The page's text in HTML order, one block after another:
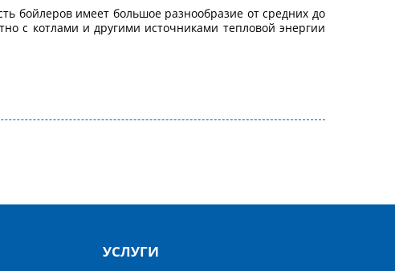
бойлеров имеет большое разнообразие от средних до
с котлами и другими источниками тепловой энергии
УСЛУГИ